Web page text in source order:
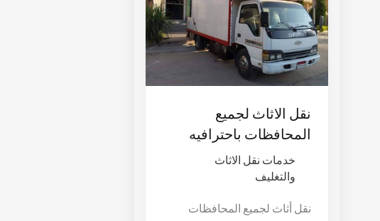
نقل الاثاث لجميع
المحافظات باحترافيه
خدمات نقل الاثاث
والتغليف
نقل أثاث لجميع المحافظات
المحافظات
باحترافيه